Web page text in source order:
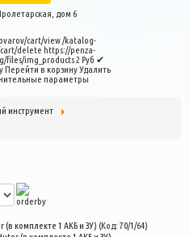
дом 6
cart/view/katalog-
delete https://penza-
files/img_products2 Руб ✔
Перейти в корзинуУдалить
параметры
инструмент
комплекте 1 АКБ и ЗУ) (Код:70/1/64)